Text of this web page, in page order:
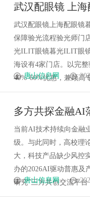
武汉配眼镜 上
武汉配眼镜上海配眼镜
保障验光流程验光师门
光ILIT眼镜暮光ILIT眼
海设有4家门店。以完
40%-60%优惠，兼顾高
唐山信息网
多方共探金融AI
智能升级
当前AI技术持续向金融
级。与此同时，高校理
大，科技产品缺少风控
办的2026AI驱动普惠及
研究”三方共创交流平
唐山信息网
全解析